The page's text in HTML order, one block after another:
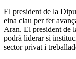
El president de la
eina clau per fer
Aran. El president de
podrà liderar si
sector privat i